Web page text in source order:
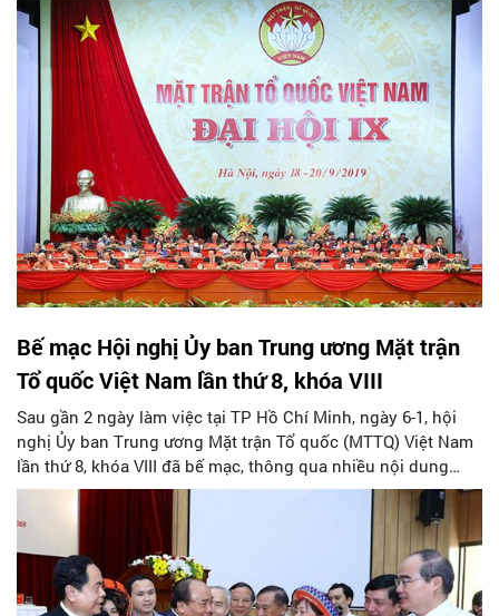
Bế mạc Hội nghị Ủy ban Trung ương Mặt trận
Tổ quốc Việt Nam lần thứ 8, khóa VIII
Sau gần 2 ngày làm việc tại TP Hồ Chí Minh, ngày 6-1, hội
nghị Ủy ban Trung ương Mặt trận Tổ quốc (MTTQ) Việt Nam
lần thứ 8, khóa VIII đã bế mạc, thông qua nhiều nội dung
quan trọng.